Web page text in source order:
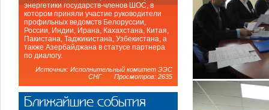
энергетики государств-членов ШОС, в
котором приняли участие руководители
профильных ведомств Белоруссии,
России, Индии, Ирана, Кахахстана, Китая,
Пакистана, Таджикистана, Узбекистана, а
также Азербайджана в статусе партнера
по диалогу.
Источник: Исполнительный комитет ЭЭС
СНГ Просмотров: 2635
Ближайшие события